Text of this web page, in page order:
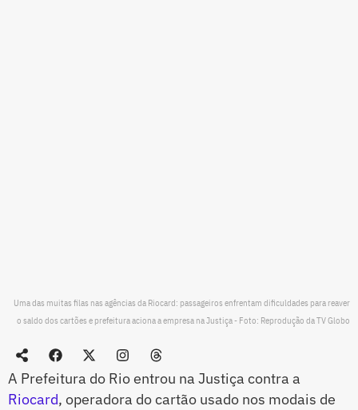
Uma das muitas filas nas agências da Riocard: passageiros enfrentam dificuldades para reaver
o saldo dos cartões e prefeitura aciona a empresa na Justiça - Foto: Reprodução da TV Globo
A Prefeitura do Rio entrou na Justiça contra a
Riocard, operadora do cartão usado nos modais de